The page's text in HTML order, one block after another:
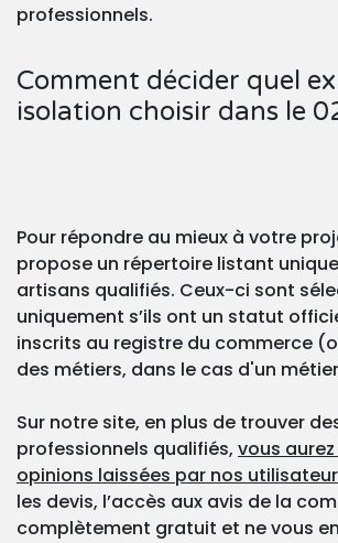
professionnels.
Comment décider quel
isolation choisir dans le
Pour répondre au mieux à votre
propose un répertoire listant
artisans qualifiés. Ceux-ci sont
uniquement s’ils ont un statut
inscrits au registre du commerce
des métiers, dans le cas d'un
Sur notre site, en plus de trouver
professionnels qualifiés, vous
opinions laissées par nos
les devis, l’accès aux avis de la
complètement gratuit et ne vous